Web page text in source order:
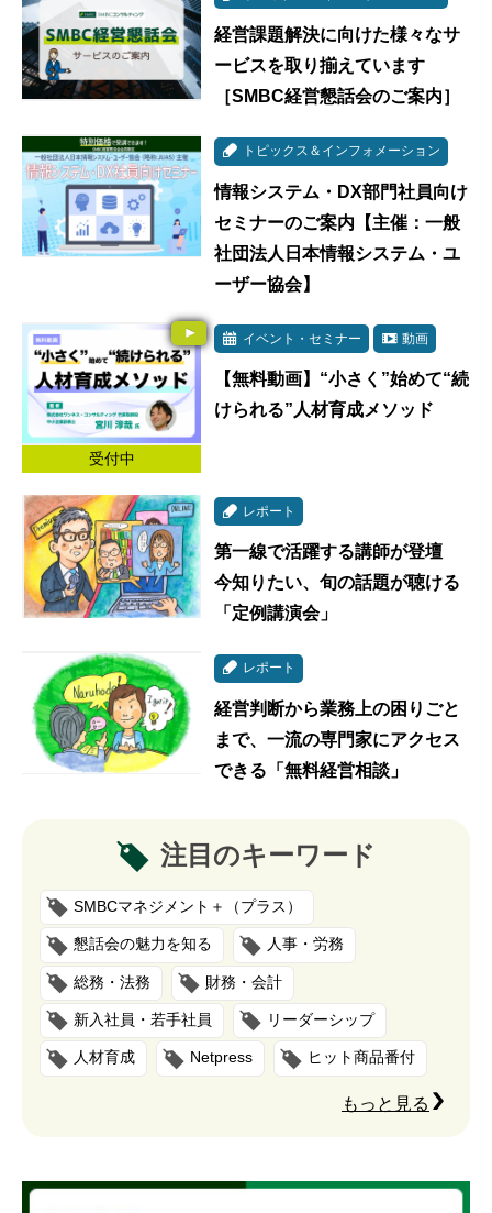
経営課題解決に向けた様々なサ
ービスを取り揃えています
［SMBC経営懇話会のご案内］
トピックス＆インフォメーション
情報システム・DX部門社員向け
セミナーのご案内【主催：一般
社団法人日本情報システム・ユ
ーザー協会】
受付中
イベント・セミナー 動画
【無料動画】“小さく”始めて“続
けられる”人材育成メソッド
レポート
第一線で活躍する講師が登壇
今知りたい、旬の話題が聴ける
「定例講演会」
レポート
経営判断から業務上の困りごと
まで、一流の専門家にアクセス
できる「無料経営相談」
注目のキーワード
SMBCマネジメント＋（プラス）
懇話会の魅力を知る 人事・労務
総務・法務 財務・会計
新入社員・若手社員 リーダーシップ
人材育成 Netpress ヒット商品番付
もっと見る